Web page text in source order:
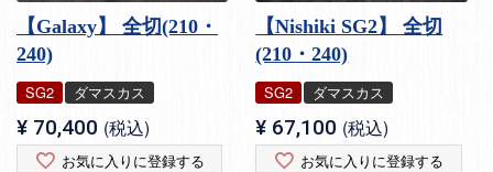
【Galaxy】 全切(210・
240)
SG2 ダマスカス
¥ 70,400 税込
お気に入りに登録する
【Nishiki SG2】 全切
(210・240)
SG2 ダマスカス
¥ 67,100 税込
お気に入りに登録する